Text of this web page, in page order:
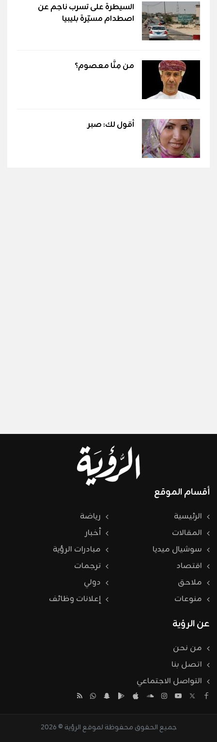
السيطرة على تسرب ناجم عن
اصطدام مسيّرة بليبيا
من مِنَّا معصوم؟
أقول لك: صبر
أقسام الموقع
الرئيسية
رياضة
المقالات
أخبار
سوشيال ميديا
مبادرات الرؤية
اقتصاد
ترجمات
ملاحق
دولي
منوعات
إعلانات وظائف
عن الرؤية
من نحن
اتصل بنا
التواصل الاجتماعي
جميع الحقوق محفوظة لموقع الرؤية © 2026